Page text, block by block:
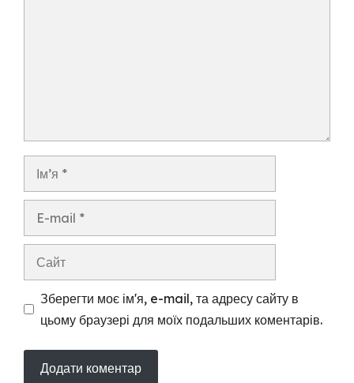
Зберегти моє ім'я, e-mail, та адресу сайту в
цьому браузері для моїх подальших коментарів.